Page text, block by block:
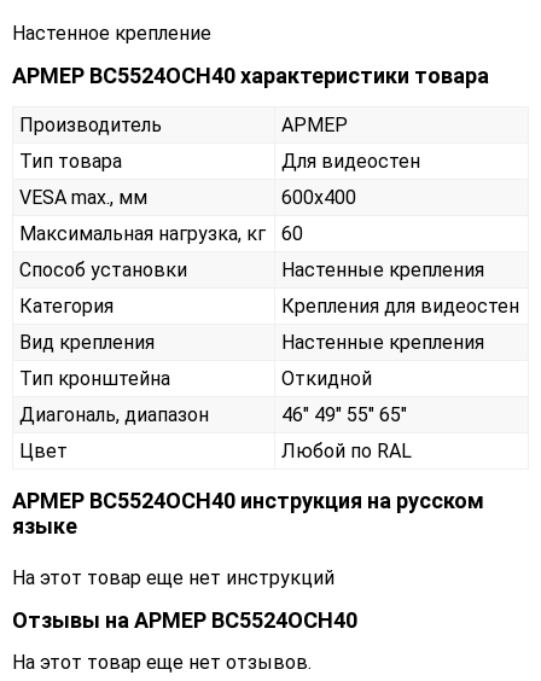
Настенное крепление
АРМЕР ВС5524ОСН40 характеристики товара
Производитель
АРМЕР
Тип товара
Для видеостен
VESA max., мм
600х400
Максимальная нагрузка, кг
60
Способ установки
Настенные крепления
Категория
Крепления для видеостен
Вид крепления
Настенные крепления
Тип кронштейна
Откидной
Диагональ, диапазон
46" 49" 55" 65"
Цвет
Любой по RAL
АРМЕР ВС5524ОСН40 инструкция на русском
языке
На этот товар еще нет инструкций
Отзывы наАРМЕР ВС5524ОСН40
На этот товар еще нет отзывов.